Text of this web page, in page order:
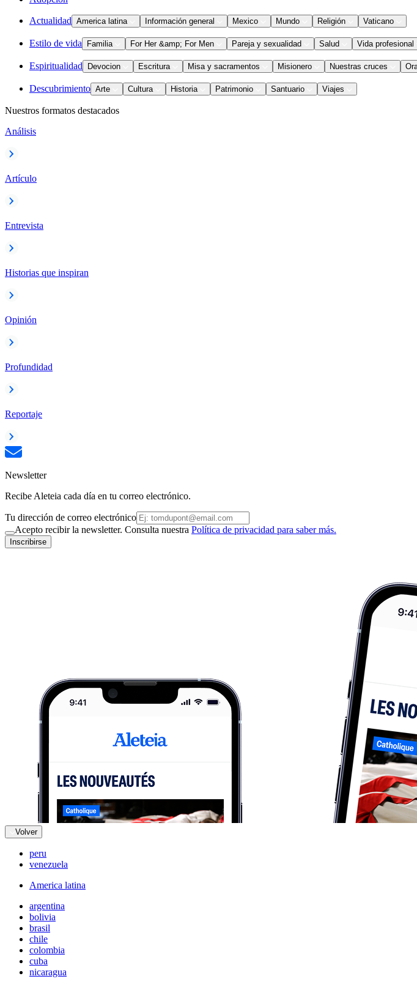
Actualidad America latina Información general Mexico Mundo Religión Vaticano
Estilo de vida Familia For Her &amp; For Men Pareja y sexualidad Salud Vida profesional
Espiritualidad Devocion Escritura Misa y sacramentos Misionero Nuestras cruces
Descubrimiento Arte Cultura Historia Patrimonio Santuario Viajes
Nuestros formatos destacados
Análisis
Artículo
Entrevista
Historias que inspiran
Opinión
Profundidad
Reportaje
Newsletter
Recibe Aleteia cada día en tu correo electrónico.
Tu dirección de correo electrónico
Acepto recibir la newsletter. Consulta nuestra Política de privacidad para saber más.
Inscribirse
Volver
peru
venezuela
America latina
argentina
bolivia
brasil
chile
colombia
cuba
nicaragua